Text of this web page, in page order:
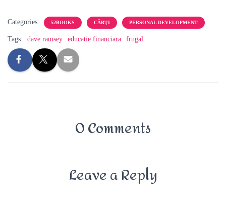
Categories: 52BOOKS CĂRŢI PERSONAL DEVELOPMENT
Tags: dave ramsey educatie financiara frugal
0 Comments
Leave a Reply